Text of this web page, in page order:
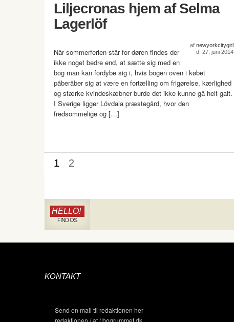
Liljecronas hjem af Selma
Lagerlöf
af newyorkcitygirl
d. 27. juni 2014
Når sommerferien står for døren findes der
ikke noget bedre end, at sætte sig med en
bog man kan fordybe sig i, hvis bogen oven i købet
påberåber sig at være en fortælling om frigørelse, kærlighed
og stærke kvindeskæbner burde det ikke kunne gå helt galt.
I Sverige ligger Lövdala præstegård, hvor den
fredsommelige og […]
1 2
HELLO!
FIND OS
KONTAKT
Send en mail til redaktionen her
redaktionen / at / bogrummet.dk